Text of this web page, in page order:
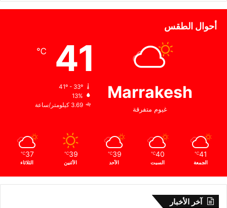
أحوال الطقس
Marrakesh
غيوم متفرقة
41
℃
41º - 33º
13%
3.69 كيلومتر/ساعة
41
℃
الجمعة
40
℃
السبت
39
℃
الأحد
39
℃
الأثنين
37
℃
الثلاثاء
آخر الأخبار